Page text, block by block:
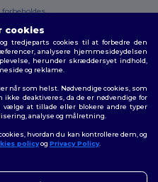
Fortrolighedspolitik
cookies
tredjeparts cookies til at forbedre den
analysere hjemmesideydelsen
herunder skræddersyet indhold,
og reklame.
når som helst. Nødvendige cookies, som
deaktiveres, da de er nødvendige for
at tillade eller blokere andre typer
analyse og målretning.
hvordan du kan kontrollere dem, og
policyog Privacy Policy.